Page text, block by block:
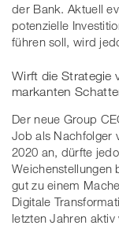
der Bank. Aktuell
potenzielle
führen soll, wird
Wirft die Strategie
markanten
Der neue Group
Job als Nachfolger
2020 an, dürfte
Weichenstellungen
gut zu einem
Digitale
letzten Jahren